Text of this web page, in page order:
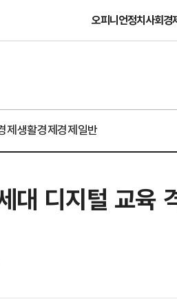
오피니언정치사회경
제생활경제경제일반
대 디지털 교육